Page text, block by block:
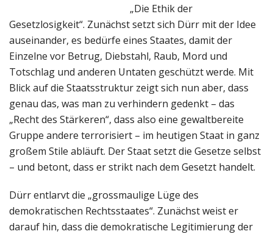
„Die Ethik der
Gesetzlosigkeit“. Zunächst setzt sich Dürr mit der Idee
auseinander, es bedürfe eines Staates, damit der
Einzelne vor Betrug, Diebstahl, Raub, Mord und
Totschlag und anderen Untaten geschützt werde. Mit
Blick auf die Staatsstruktur zeigt sich nun aber, dass
genau das, was man zu verhindern gedenkt – das
„Recht des Stärkeren“, dass also eine gewaltbereite
Gruppe andere terrorisiert – im heutigen Staat in ganz
großem Stile abläuft. Der Staat setzt die Gesetze selbst
– und betont, dass er strikt nach dem Gesetzt handelt.
Dürr entlarvt die „grossmaulige Lüge des
demokratischen Rechtsstaates“. Zunächst weist er
darauf hin, dass die demokratische Legitimierung der